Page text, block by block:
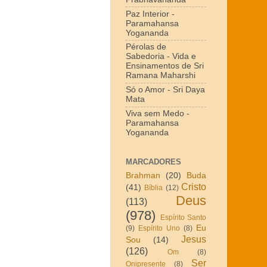
Paz Interior -
Paramahansa
Yogananda
Pérolas de
Sabedoria - Vida e
Ensinamentos de Sri
Ramana Maharshi
Só o Amor - Sri Daya
Mata
Viva sem Medo -
Paramahansa
Yogananda
MARCADORES
Brahman
(20)
Buda
(41) Bíblia (12) Cristo
(113)
Deus
(978)
Espírito Santo
(9) Espírito Uno (8) Eu
Sou
(14)
Jesus
(126)
Om
(8)
Onipresente
(8)
Ser